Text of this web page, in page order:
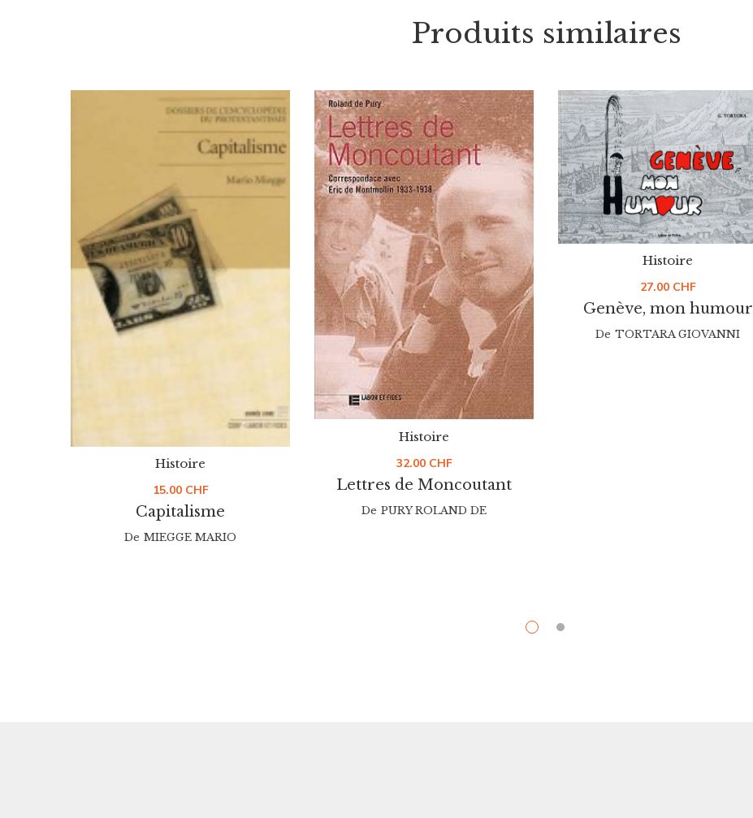
Produits similaires
Capitalisme
Histoire
15.00 CHF
De MIEGGE MARIO
Lettres de Moncoutant
Histoire
32.00 CHF
De PURY ROLAND DE
Genève, mon humour
Histoire
27.00 CHF
De TORTARA GIOVANNI